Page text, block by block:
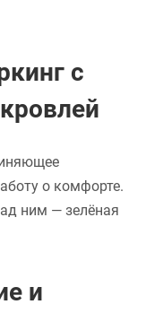
с
о комфорте.
ним — зелёная
и